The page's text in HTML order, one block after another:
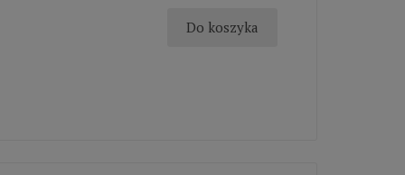
Do koszyka